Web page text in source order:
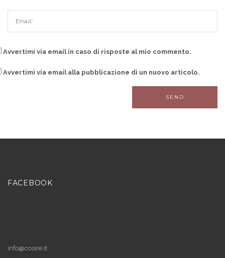
Avvertimi via email in caso di risposte al mio commento.
Avvertimi via email alla pubblicazione di un nuovo articolo.
FACEBOOK
info@cosire.it